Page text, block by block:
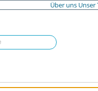
Über uns Unser